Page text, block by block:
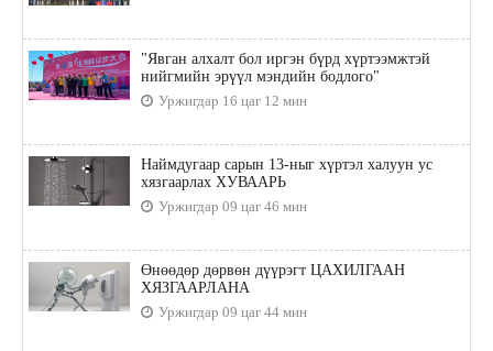
"Явган алхалт бол иргэн бүрд хүртээмжтэй
нийгмийн эрүүл мэндийн бодлого"
Уржигдар 16 цаг 12 мин
Наймдугаар сарын 13-ныг хүртэл халуун ус
хязгаарлах ХУВААРЬ
Уржигдар 09 цаг 46 мин
Өнөөдөр дөрвөн дүүрэгт ЦАХИЛГААН
ХЯЗГААРЛАНА
Уржигдар 09 цаг 44 мин